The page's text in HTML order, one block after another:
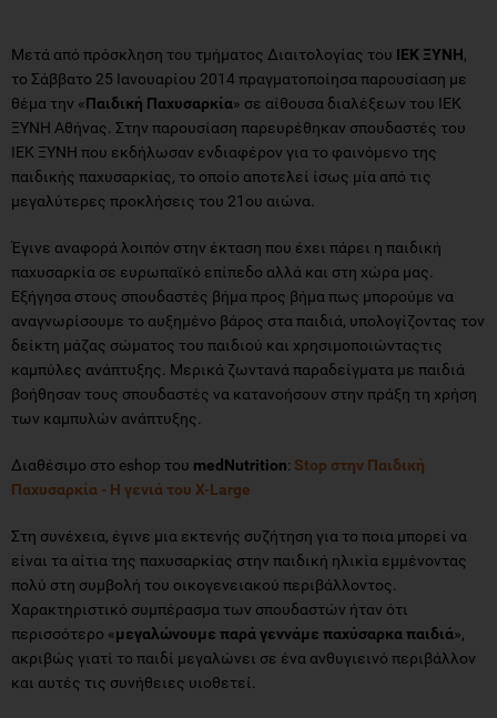
Μετά από πρόσκληση του τμήματος Διαιτολογίας του ΙΕΚ ΞΥΝΗ,
το Σάββατο 25 Ιανουαρίου 2014 πραγματοποίησα παρουσίαση με
θέμα την «Παιδική Παχυσαρκία» σε αίθουσα διαλέξεων του ΙΕΚ
ΞΥΝΗ Αθήνας. Στην παρουσίαση παρευρέθηκαν σπουδαστές του
ΙΕΚ ΞΥΝΗ που εκδήλωσαν ενδιαφέρον για το φαινόμενο της
παιδικής παχυσαρκίας, το οποίο αποτελεί ίσως μία από τις
μεγαλύτερες προκλήσεις του 21ου αιώνα.
Έγινε αναφορά λοιπόν στην έκταση που έχει πάρει η παιδική
παχυσαρκία σε ευρωπαϊκό επίπεδο αλλά και στη χώρα μας.
Εξήγησα στους σπουδαστές βήμα προς βήμα πως μπορούμε να
αναγνωρίσουμε το αυξημένο βάρος στα παιδιά, υπολογίζοντας τον
δείκτη μάζας σώματος του παιδιού και χρησιμοποιώνταςτις
καμπύλες ανάπτυξης. Μερικά ζωντανά παραδείγματα με παιδιά
βοήθησαν τους σπουδαστές να κατανοήσουν στην πράξη τη χρήση
των καμπυλών ανάπτυξης.
Διαθέσιμο στο eshop του medNutrition: Stop στην Παιδική
Παχυσαρκία - Η γενιά του X-Large
Στη συνέχεια, έγινε μια εκτενής συζήτηση για το ποια μπορεί να
είναι τα αίτια της παχυσαρκίας στην παιδική ηλικία εμμένοντας
πολύ στη συμβολή του οικογενειακού περιβάλλοντος.
Χαρακτηριστικό συμπέρασμα των σπουδαστών ήταν ότι
περισσότερο «μεγαλώνουμε παρά γεννάμε παχύσαρκα παιδιά»,
ακριβώς γιατί το παιδί μεγαλώνει σε ένα ανθυγιεινό περιβάλλον
και αυτές τις συνήθειες υιοθετεί.